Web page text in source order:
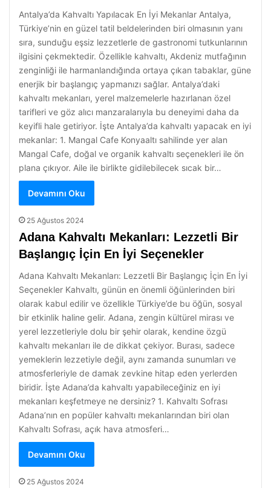
Antalya’da Kahvaltı Yapılacak En İyi Mekanlar Antalya,
Türkiye’nin en güzel tatil beldelerinden biri olmasının yanı
sıra, sunduğu eşsiz lezzetlerle de gastronomi tutkunlarının
ilgisini çekmektedir. Özellikle kahvaltı, Akdeniz mutfağının
zenginliği ile harmanlandığında ortaya çıkan tabaklar, güne
enerjik bir başlangıç yapmanızı sağlar. Antalya’daki
kahvaltı mekanları, yerel malzemelerle hazırlanan özel
tarifleri ve göz alıcı manzaralarıyla bu deneyimi daha da
keyifli hale getiriyor. İşte Antalya’da kahvaltı yapacak en iyi
mekanlar: 1. Mangal Cafe Konyaaltı sahilinde yer alan
Mangal Cafe, doğal ve organik kahvaltı seçenekleri ile ön
plana çıkıyor. Aile ile birlikte gidilebilecek sıcak bir…
Devamını Oku
25 Ağustos 2024
Adana Kahvaltı Mekanları: Lezzetli Bir
Başlangıç İçin En İyi Seçenekler
Adana Kahvaltı Mekanları: Lezzetli Bir Başlangıç İçin En İyi
Seçenekler Kahvaltı, günün en önemli öğünlerinden biri
olarak kabul edilir ve özellikle Türkiye’de bu öğün, sosyal
bir etkinlik haline gelir. Adana, zengin kültürel mirası ve
yerel lezzetleriyle dolu bir şehir olarak, kendine özgü
kahvaltı mekanları ile de dikkat çekiyor. Burası, sadece
yemeklerin lezzetiyle değil, aynı zamanda sunumları ve
atmosferleriyle de damak zevkine hitap eden yerlerden
biridir. İşte Adana’da kahvaltı yapabileceğiniz en iyi
mekanları keşfetmeye ne dersiniz? 1. Kahvaltı Sofrası
Adana’nın en popüler kahvaltı mekanlarından biri olan
Kahvaltı Sofrası, açık hava atmosferi…
Devamını Oku
25 Ağustos 2024